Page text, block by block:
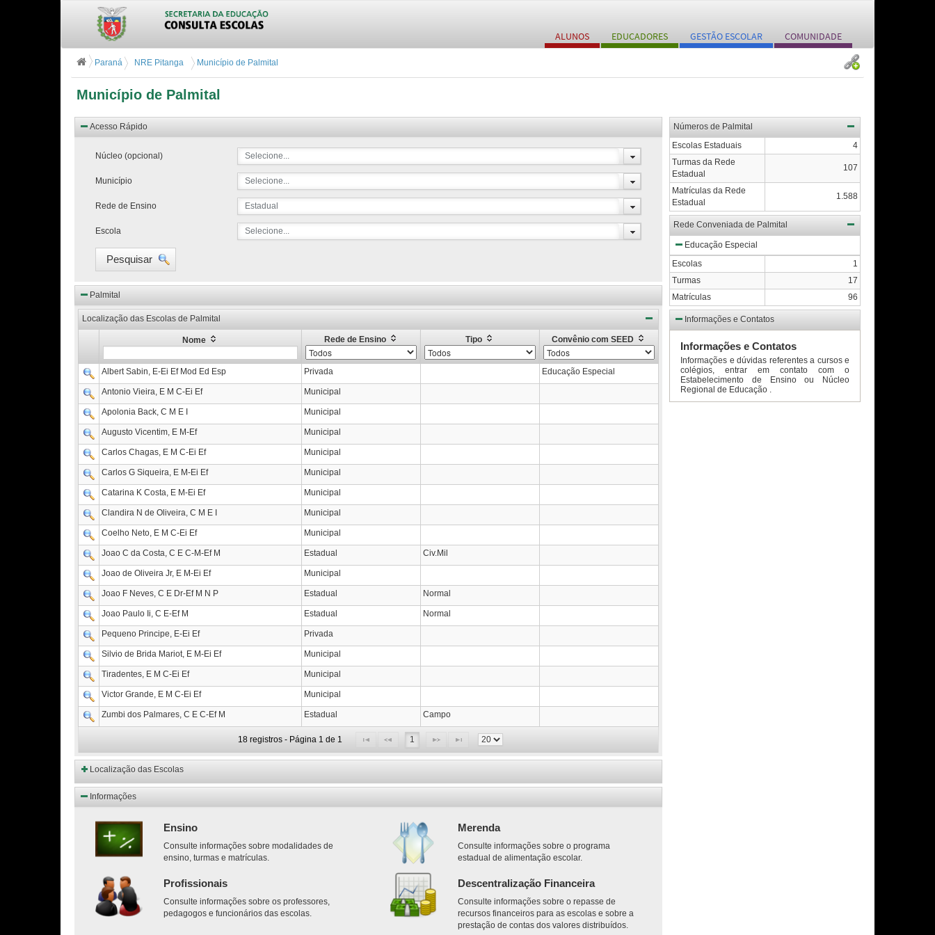
ALUNOS EDUCADORES GESTÃO ESCOLAR COMUNIDADE
Município de Palmital
Paraná NRE Pitanga Município de Palmital
Acesso Rápido
Núcleo (opcional) Selecione...
Município Selecione...
Rede de Ensino Estadual
Escola Selecione...
Pesquisar
Palmital
Localização das Escolas de Palmital
Nome Rede de Ensino Tipo Convênio com SEED
Albert Sabin, E-Ei Ef Mod Ed Esp Privada Educação Especial
Antonio Vieira, E M C-Ei Ef Municipal
Apolonia Back, C M E I Municipal
Augusto Vicentim, E M-Ef Municipal
Carlos Chagas, E M C-Ei Ef Municipal
Carlos G Siqueira, E M-Ei Ef Municipal
Catarina K Costa, E M-Ei Ef Municipal
Clandira N de Oliveira, C M E I Municipal
Coelho Neto, E M C-Ei Ef Municipal
Joao C da Costa, C E C-M-Ef M Estadual Civ.Mil
Joao de Oliveira Jr, E M-Ei Ef Municipal
Joao F Neves, C E Dr-Ef M N P Estadual Normal
Joao Paulo Ii, C E-Ef M Estadual Normal
Pequeno Principe, E-Ei Ef Privada
Silvio de Brida Mariot, E M-Ei Ef Municipal
Tiradentes, E M C-Ei Ef Municipal
Victor Grande, E M C-Ei Ef Municipal
Zumbi dos Palmares, C E C-Ef M Estadual Campo
18 registros - Página 1 de 1 1
Localização das Escolas
Informações
Ensino
Consulte informações sobre modalidades de
ensino, turmas e matrículas.
Merenda
Consulte informações sobre o programa
estadual de alimentação escolar.
Profissionais
Consulte informações sobre os professores,
pedagogos e funcionários das escolas.
Descentralização Financeira
Consulte informações sobre o repasse de
recursos financeiros para as escolas e sobre a
prestação de contas dos valores distribuídos.
Números de Palmital
Escolas Estaduais
4
Turmas da Rede
Estadual
107
Matrículas da Rede
Estadual
1.588
Rede Conveniada de Palmital
Educação Especial
Escolas
1
Turmas
17
Matrículas
96
Informações e Contatos
Informações e Contatos
Informações e dúvidas referentes a cursos e
colégios, entrar em contato com o
Estabelecimento de Ensino ou Núcleo
Regional de Educação .